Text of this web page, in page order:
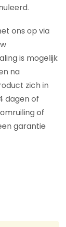
ons op via
is mogelijk
na
zich in
dagen of
of
garantie